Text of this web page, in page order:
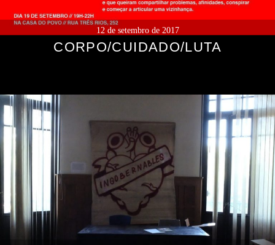
12 de setembro de 2017
CORPO/CUIDADO/LUTA